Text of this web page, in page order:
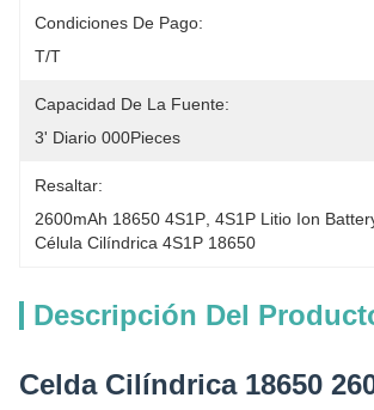
Condiciones De Pago:
T/T
Capacidad De La Fuente:
3' Diario 000Pieces
Resaltar:
2600mAh 18650 4S1P 4S1P Litio Ion
Célula Cilíndrica 4S1P 18650
Descripción Del
Celda Cilíndrica 18650